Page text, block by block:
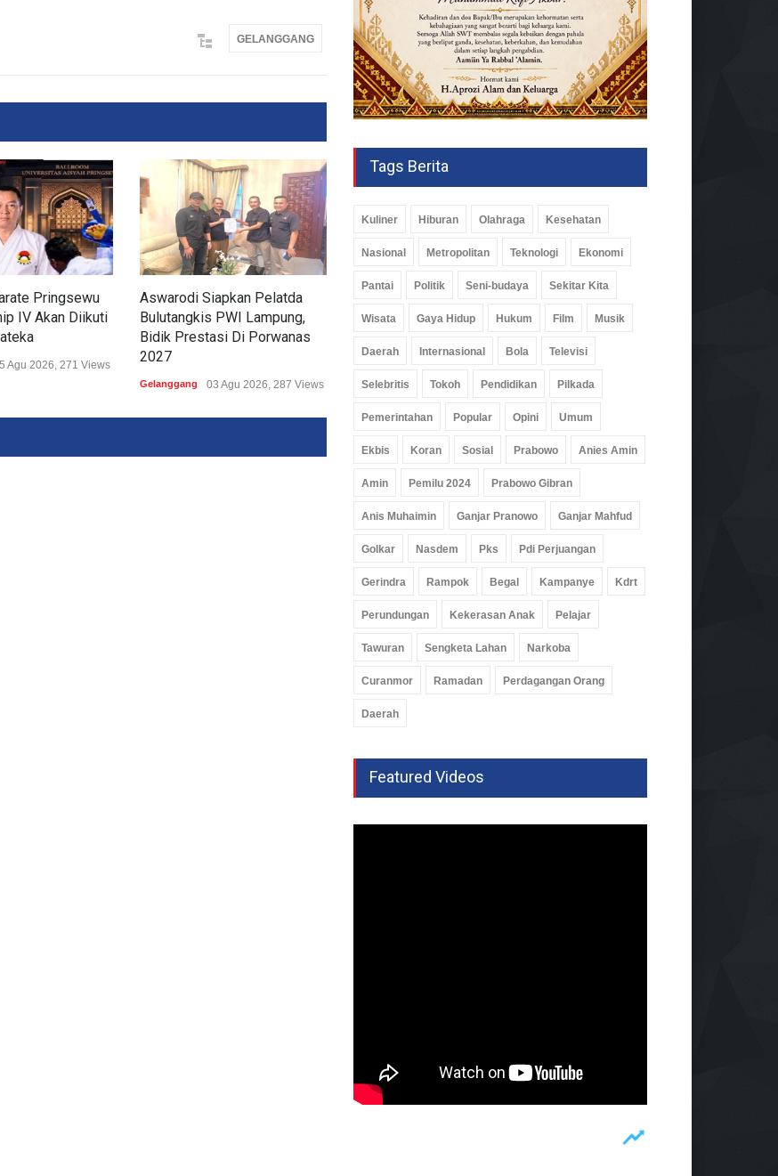
GELANGGANG
Pringsewu
IV Akan Diikuti
Agu 2026, 271 Views
Aswarodi Siapkan Pelatda
Bulutangkis PWI Lampung,
Bidik Prestasi Di Porwanas
2027
Gelanggang 03 Agu 2026, 287 Views
Lampung Berjaya Di
Tags Berita
Kuliner Hiburan Olahraga Kesehatan
Nasional Metropolitan Teknologi Ekonomi
Pantai Politik Seni-budaya Sekitar Kita
Wisata Gaya Hidup Hukum Film Musik
Daerah Internasional Bola Televisi
Selebritis Tokoh Pendidikan Pilkada
Pemerintahan Popular Opini Umum
Ekbis Koran Sosial Prabowo Anies Amin
Amin Pemilu 2024 Prabowo Gibran
Anis Muhaimin Ganjar Pranowo Ganjar Mahfud
Golkar Nasdem Pks Pdi Perjuangan
Gerindra Rampok Begal Kampanye Kdrt
Perundungan Kekerasan Anak Pelajar
Tawuran Sengketa Lahan Narkoba
Curanmor Ramadan Perdagangan Orang
Daerah
Featured Videos